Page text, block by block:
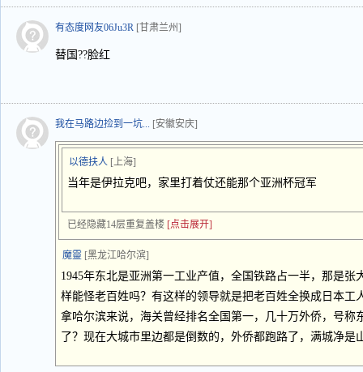
有态度网友06Ju3R [甘肃兰州]
替国??脸红
我在马路边捡到一坑... [安徽安庆]
以德扶人 [上海]
当年是伊拉克吧，家里打着仗还能那个亚洲杯冠军
已经隐藏14层重复盖楼 [点击展开]
魔靈 [黑龙江哈尔滨]
1945年东北是亚洲第一工业产值，全国铁路占一半，那是
样能怪老百姓吗？有这样的领导就是把老百姓全换成日本工
拿哈尔滨来说，海关曾经排名全国第一，几十万外侨，号称
了？现在大城市里边都是倒数的，外侨都跑路了，满城净是